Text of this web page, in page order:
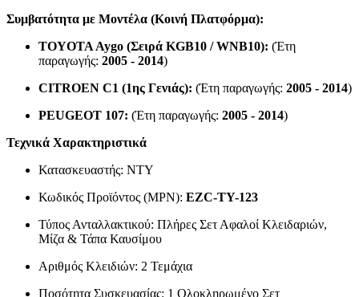
Συμβατότητα με Μοντέλα (Κοινή Πλατφόρμα):
TOYOTA Aygo (Σειρά KGB10 / WNB10): (Έτη
παραγωγής: 2005 - 2014)
CITROEN C1 (1ης Γενιάς): (Έτη παραγωγής: 2005 - 2014)
PEUGEOT 107: (Έτη παραγωγής: 2005 - 2014)
Τεχνικά Χαρακτηριστικά
Κατασκευαστής: NTY
Κωδικός Προϊόντος (MPN): EZC-TY-123
Τύπος Ανταλλακτικού: Πλήρες Σετ Αφαλοί Κλειδαριών,
Μίζα & Τάπα Καυσίμου
Αριθμός Κλειδιών: 2 Τεμάχια
Ποσότητα Συσκευασίας: 1 Ολοκληρωμένο Σετ